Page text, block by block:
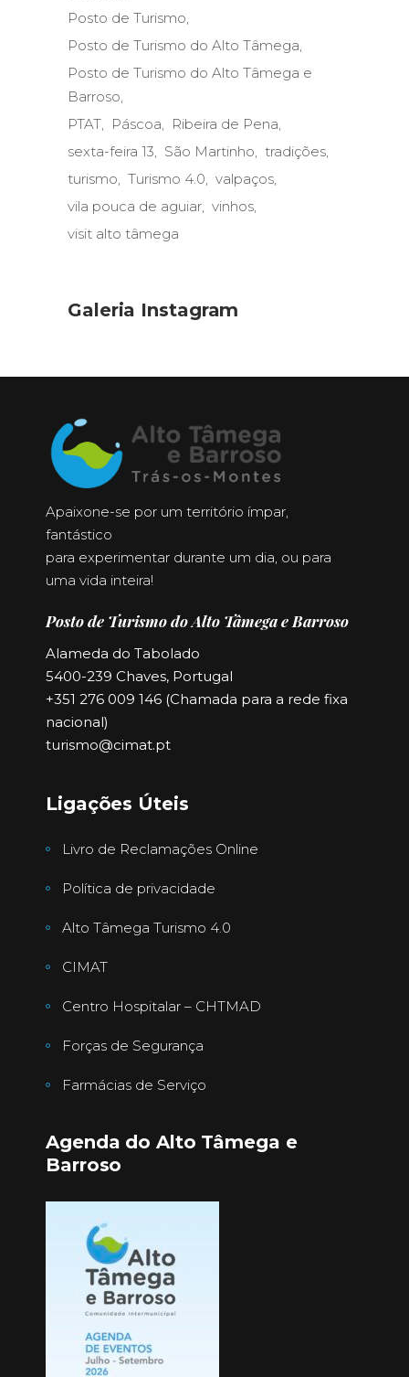
Posto de Turismo
Posto de Turismo do Alto Tâmega
Posto de Turismo do Alto Tâmega e
Barroso
PTAT
Páscoa
Ribeira de Pena
sexta-feira 13
São Martinho
tradições
turismo
Turismo 4.0
valpaços
vila pouca de aguiar vinhos
visit alto tâmega
Galeria Instagram
Apaixone-se por um território ímpar,
fantástico
para experimentar durante um dia, ou para
uma vida inteira!
Posto de Turismo do Alto Tâmega e Barroso
Alameda do Tabolado
5400-239 Chaves, Portugal
+351 276 009 146 (Chamada para a rede fixa
nacional)
turismo@cimat.pt
Ligações Úteis
Livro de Reclamações Online
Política de privacidade
Alto Tâmega Turismo 4.0
CIMAT
Centro Hospitalar – CHTMAD
Forças de Segurança
Farmácias de Serviço
Agenda do Alto Tâmega e
Barroso